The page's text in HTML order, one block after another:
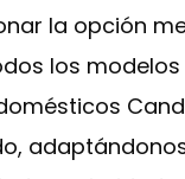
la opción
los